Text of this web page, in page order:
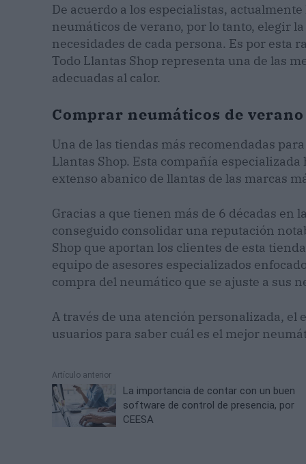
De acuerdo a los especialistas,
neumáticos de verano, por lo tanto, elegir
necesidades de cada persona. Es por esta
Todo Llantas Shop representa una de las
adecuadas al calor.
Comprar neumáticos de
Una de las tiendas más recomendadas
Llantas Shop. Esta compañía
extenso abanico de llantas de las marcas
Gracias a que tienen más de 6 décadas
conseguido consolidar una reputación
Shop que aportan los clientes de esta tienda
equipo de asesores especializados
compra del neumático que se ajuste a sus
A través de una atención personalizada, el
usuarios para saber cuál es el mejor
Artículo anterior
La importancia de contar con un buen
software de control de presencia, por
CEESA